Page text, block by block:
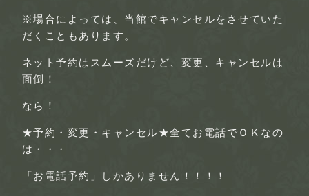
※場合によっては、当館でキャンセルをさせていた
だくこともあります。
ネット予約はスムーズだけど、変更、キャンセルは
面倒！
なら！
★予約・変更・キャンセル★全てお電話でＯＫなの
は・・・
「お電話予約」しかありません！！！！